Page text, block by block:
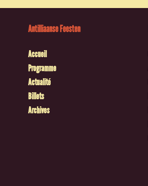
Antilliaanse Feesten
Accueil
Programme
Actualité
Billets
Archives